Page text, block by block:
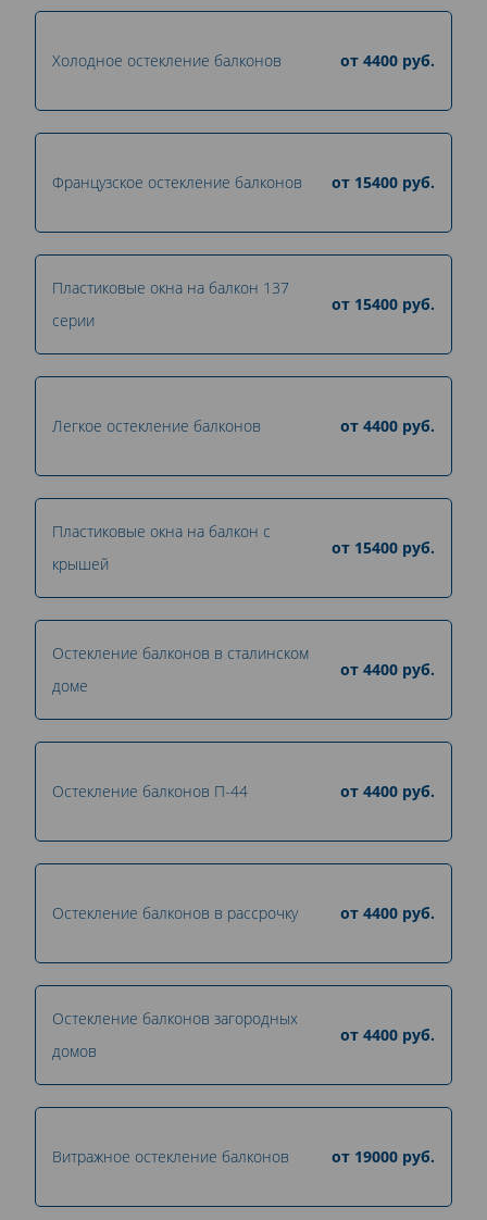
Холодное остекление балконов от 4400 руб.
Французское остекление балконов от 15400 руб.
Пластиковые окна на балкон 137
серии
от 15400 руб.
Легкое остекление балконов от 4400 руб.
Пластиковые окна на балкон с
крышей
от 15400 руб.
Остекление балконов в сталинском
доме
от 4400 руб.
Остекление балконов П-44 от 4400 руб.
Остекление балконов в рассрочку от 4400 руб.
Остекление балконов загородных
домов
от 4400 руб.
Витражное остекление балконов от 19000 руб.